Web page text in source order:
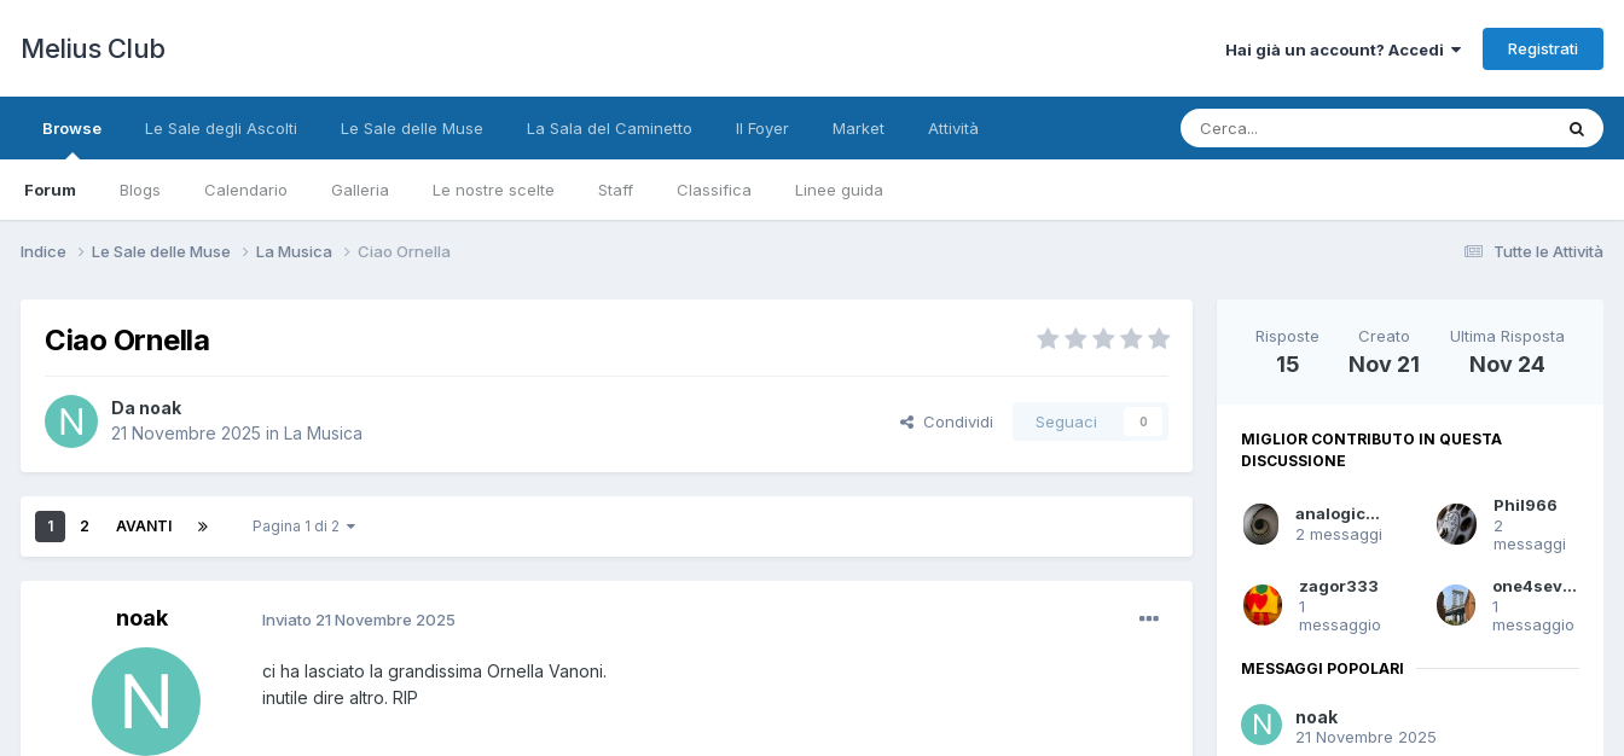
Melius Club Hai già un account? Accedi Registrati
Browse
Forum Blogs Calendario Galleria Le nostre scelte Staff Classifica Linee guida
Le Sale degli Ascolti Le Sale delle Muse La Sala del Caminetto Il Foyer Market Attività
Tutte le Attività
Indice Le Sale delle Muse La Musica Ciao Ornella
Ciao Ornella
Da noak
21 Novembre 2025 in La Musica
Condividi Seguaci 0
1 2 AVANTI Pagina 1 di 2
noak Inviato 21 Novembre 2025
ci ha lasciato la grandissima Ornella Vanoni.
inutile dire altro. RIP
Risposte
15
Creato
Nov 21
Ultima Risposta
Nov 24
MIGLIOR CONTRIBUTO IN QUESTA
DISCUSSIONE
analogico_09
2 messaggi
Phil966
2
messaggi
zagor333
1
messaggio
one4seven
1
messaggio
MESSAGGI POPOLARI
noak
21 Novembre 2025